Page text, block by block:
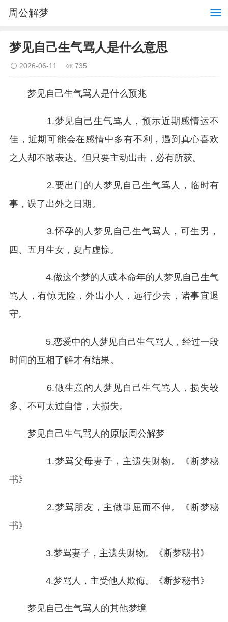
周公解梦
梦见自己生气骂人是什么意思
2026-06-11 735
梦见自己生气骂人是什么预兆
1.梦见自己生气骂人，预示近期感情运不
佳，近期可能会在感情中多有不利，遇到真心喜欢
之人却不敢表达。但只要主动出击，必有所获。
2.要出门的人梦见自己生气骂人，临时有
事，误了出外之日期。
3.怀孕的人梦见自己生气骂人，可生男，
四、五月生女，夏占虚惊。
4.做这个梦的人或本命年的人梦见自己生气
骂人，有惊无险，外出小人，远行少去，诸事宜退
守。
5.恋爱中的人梦见自己生气骂人，经过一段
时间的互相了解才有结果。
6.做生意的人梦见自己生气骂人，损失较
多、不可太过自信，大损失。
梦见自己生气骂人的原版周公解梦
1.梦骂父母妻子，主遗失财物。《断梦秘
书》
2.梦骂朋友，主做事屈而不伸。《断梦秘
书》
3.梦骂妻子，主遗失财物。《断梦秘书》
4.梦骂人，主受他人欺侮。《断梦秘书》
梦见自己生气骂人的其他梦境